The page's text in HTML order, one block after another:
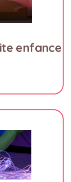
enfance